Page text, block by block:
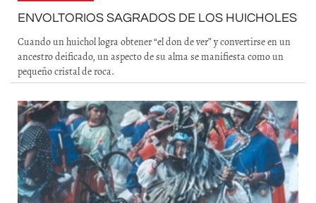
ENVOLTORIOS SAGRADOS DE LOS HUICHOLES
Cuando un huichol logra obtener “el don de ver” y convertirse en un
ancestro deificado, un aspecto de su alma se manifiesta como un
pequeño cristal de roca.